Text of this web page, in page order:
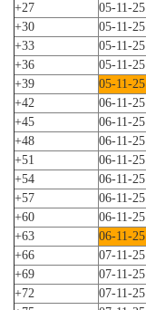
+27
05-11-25
+30
05-11-25
+33
05-11-25
+36
05-11-25
+39
05-11-25
+42
06-11-25
+45
06-11-25
+48
06-11-25
+51
06-11-25
+54
06-11-25
+57
06-11-25
+60
06-11-25
+63
06-11-25
+66
07-11-25
+69
07-11-25
+72
07-11-25